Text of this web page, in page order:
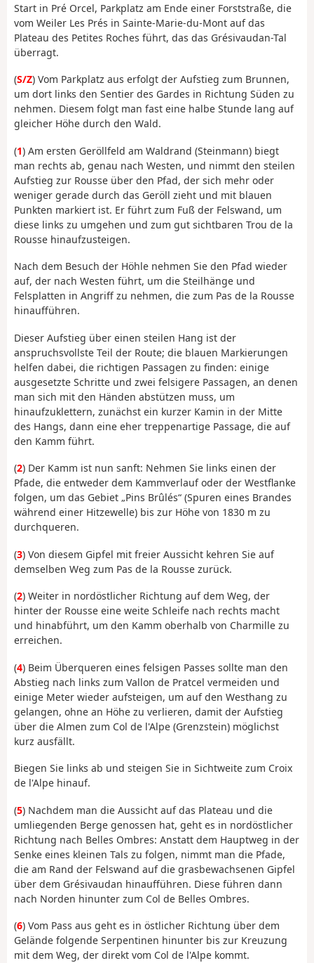
Start in Pré Orcel, Parkplatz am Ende einer Forststraße, die
vom Weiler Les Prés in Sainte-Marie-du-Mont auf das
Plateau des Petites Roches führt, das das Grésivaudan-Tal
überragt.
(S/Z) Vom Parkplatz aus erfolgt der Aufstieg zum Brunnen,
um dort links den Sentier des Gardes in Richtung Süden zu
nehmen. Diesem folgt man fast eine halbe Stunde lang auf
gleicher Höhe durch den Wald.
(1) Am ersten Geröllfeld am Waldrand (Steinmann) biegt
man rechts ab, genau nach Westen, und nimmt den steilen
Aufstieg zur Rousse über den Pfad, der sich mehr oder
weniger gerade durch das Geröll zieht und mit blauen
Punkten markiert ist. Er führt zum Fuß der Felswand, um
diese links zu umgehen und zum gut sichtbaren Trou de la
Rousse hinaufzusteigen.
Nach dem Besuch der Höhle nehmen Sie den Pfad wieder
auf, der nach Westen führt, um die Steilhänge und
Felsplatten in Angriff zu nehmen, die zum Pas de la Rousse
hinaufführen.
Dieser Aufstieg über einen steilen Hang ist der
anspruchsvollste Teil der Route; die blauen Markierungen
helfen dabei, die richtigen Passagen zu finden: einige
ausgesetzte Schritte und zwei felsigere Passagen, an denen
man sich mit den Händen abstützen muss, um
hinaufzuklettern, zunächst ein kurzer Kamin in der Mitte
des Hangs, dann eine eher treppenartige Passage, die auf
den Kamm führt.
(2) Der Kamm ist nun sanft: Nehmen Sie links einen der
Pfade, die entweder dem Kammverlauf oder der Westflanke
folgen, um das Gebiet „Pins Brûlés“ (Spuren eines Brandes
während einer Hitzewelle) bis zur Höhe von 1830 m zu
durchqueren.
(3) Von diesem Gipfel mit freier Aussicht kehren Sie auf
demselben Weg zum Pas de la Rousse zurück.
(2) Weiter in nordöstlicher Richtung auf dem Weg, der
hinter der Rousse eine weite Schleife nach rechts macht
und hinabführt, um den Kamm oberhalb von Charmille zu
erreichen.
(4) Beim Überqueren eines felsigen Passes sollte man den
Abstieg nach links zum Vallon de Pratcel vermeiden und
einige Meter wieder aufsteigen, um auf den Westhang zu
gelangen, ohne an Höhe zu verlieren, damit der Aufstieg
über die Almen zum Col de l'Alpe (Grenzstein) möglichst
kurz ausfällt.
Biegen Sie links ab und steigen Sie in Sichtweite zum Croix
de l'Alpe hinauf.
(5) Nachdem man die Aussicht auf das Plateau und die
umliegenden Berge genossen hat, geht es in nordöstlicher
Richtung nach Belles Ombres: Anstatt dem Hauptweg in der
Senke eines kleinen Tals zu folgen, nimmt man die Pfade,
die am Rand der Felswand auf die grasbewachsenen Gipfel
über dem Grésivaudan hinaufführen. Diese führen dann
nach Norden hinunter zum Col de Belles Ombres.
(6) Vom Pass aus geht es in östlicher Richtung über dem
Gelände folgende Serpentinen hinunter bis zur Kreuzung
mit dem Weg, der direkt vom Col de l'Alpe kommt.